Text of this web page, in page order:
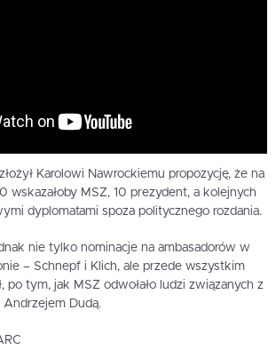
Karolowi Nawrockiemu propozycję, że na
wskazałoby MSZ, 10 prezydent, a kolejnych
dyplomatami spoza politycznego rozdania.
nie tylko nominacje na ambasadorów w
– Schnepf i Klich, ale przede wszystkim
po tym, jak MSZ odwołało ludzi związanych z
Andrzejem Dudą.